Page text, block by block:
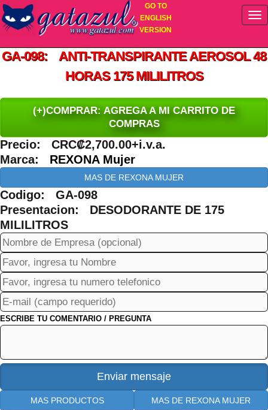
GO TO
ENGLISH
VERSION
GA-098: ANTI-TRANSPIRANTE AEROSOL 48
HORAS 175 MILILITROS
(+)COMPRAR: AGREGA A MI CARRITO DE
COMPRAS
Precio: CRC₡2,700.00+i.v.a.
Marca: REXONA Mujer
MAS DE REXONA MUJER
Codigo: GA-098
Presentacion: DESODORANTE DE 175
MILILITROS
ESCRIBE TU COMENTARIO / PREGUNTA
MAS PRODUCTOS MAS DE REXONA MUJER